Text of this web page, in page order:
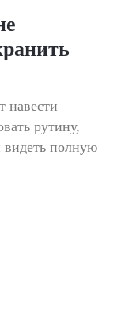
навести
рутину,
видеть полную